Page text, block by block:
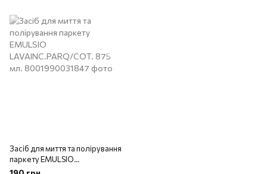
Засіб для миття та полірування
паркету EMULSIO
LAVAINC.PARQ/COT. 875 мл.